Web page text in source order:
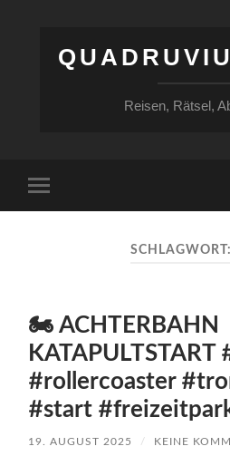
Reisen, Rätsel,
Menü
🏍️ ACHTERBAHN
#rollercoaster
#start
19. AUGUST 2025 / KEINE